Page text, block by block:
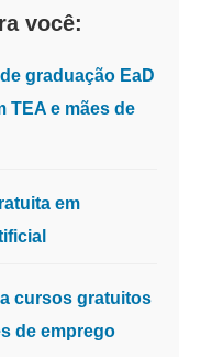
você:
graduação EaD
TEA e mães de
em
cursos gratuitos
de emprego